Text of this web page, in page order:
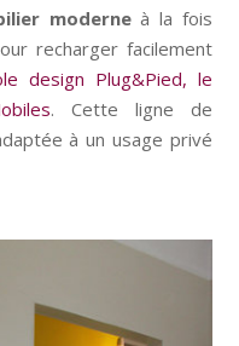
moderneà la fois
recharger facilement
design Plug&Pied, le
. Cette ligne de
à un usage privé